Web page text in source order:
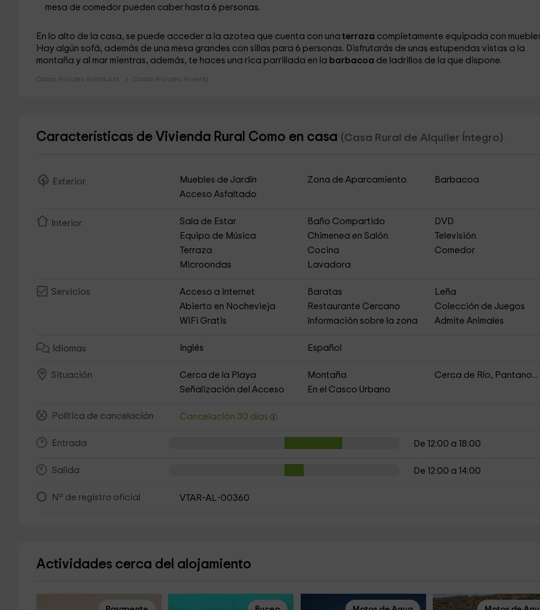
mesa de comedor pueden caber hasta 6 personas.
En lo alto de la casa, se puede acceder a la azotea que cuenta con una terraza completamente equipada con
Hay algún sofá, además de una mesa grandes con sillas para 6 personas. Disfrutarás de unas estupendas vistas a la
montaña y al mar mientras, además, te haces una rica parrillada en la barbacoa de ladrillos de la que dispone.
Casas Rurales Andalucía Casas Rurales Almería
Características de Vivienda Rural Como en casa (Casa Rural de Alquiler Íntegro)
Exterior Muebles de Jardín Zona de Aparcamiento
Barbacoa
Acceso Asfaltado
Interior Sala de Estar Baño Compartido
DVD
Equipo de Música
Chimenea en Salón
Televisión
Terraza
Cocina
Comedor
Microondas
Lavadora
Servicios Acceso a Internet Baratas
Leña
Abierto en Nochevieja
Restaurante Cercano
Colección de Juegos
WiFi Gratis
Información sobre la zona Admite Animales
Idiomas Inglés Español
Situación Cerca de la Playa Montaña
Cerca de Río, Pantano...
Señalización del Acceso
En el Casco Urbano
Política de cancelación Cancelación 30 días
Entrada De 12:00 a 18:00
Salida De 12:00 a 14:00
Nº de registro oficial VTAR-AL-00360
Actividades cerca del alojamiento